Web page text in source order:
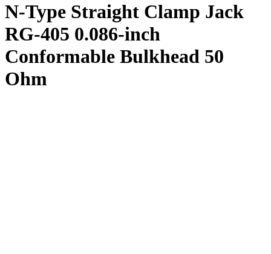
N-Type Straight Clamp Jack
RG-405 0.086-inch
Conformable Bulkhead 50
Ohm